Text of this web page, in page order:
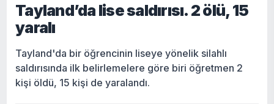
Tayland’da lise saldırısı. 2 ölü, 15
yaralı
Tayland'da bir öğrencinin liseye yönelik silahlı
saldırısında ilk belirlemelere göre biri öğretmen 2
kişi öldü, 15 kişi de yaralandı.